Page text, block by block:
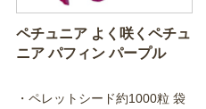
ペチュニア よく咲くペチュ
ニア パフィン パープル
・ペレットシード約1000粒 袋